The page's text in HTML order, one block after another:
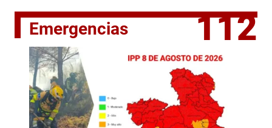
Emergencias 112